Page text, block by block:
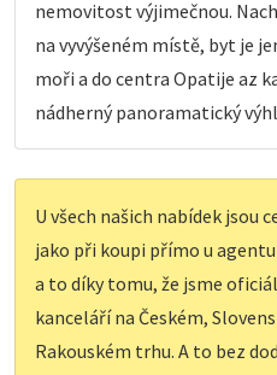
nemovitost výjimečnou.
na vyvýšeném místě, byt je
moři a do centra Opatije az
nádherný panoramatický
U všech našich nabídek jsou
jako při koupi přímo u
a to díky tomu, že jsme
kanceláří na Českém,
Rakouském trhu. A to bez